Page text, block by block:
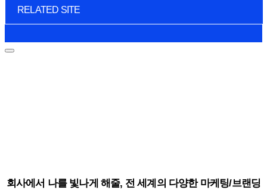
RELATED SITE
회사에서 나를 빛나게 해줄, 전 세계의 다양한 마케팅/브랜딩